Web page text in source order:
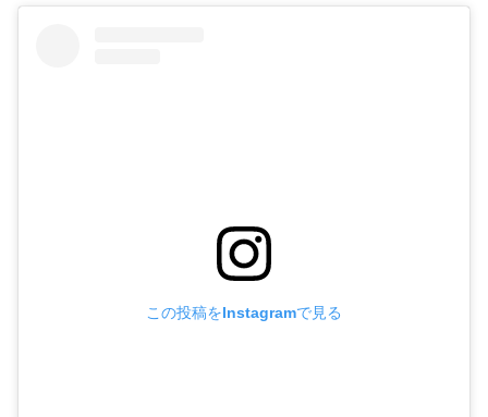
この投稿をInstagramで見る